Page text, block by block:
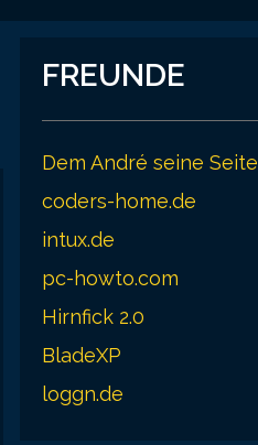
FREUNDE
Dem André seine Seite
coders-home.de
intux.de
pc-howto.com
Hirnfick 2.0
BladeXP
loggn.de